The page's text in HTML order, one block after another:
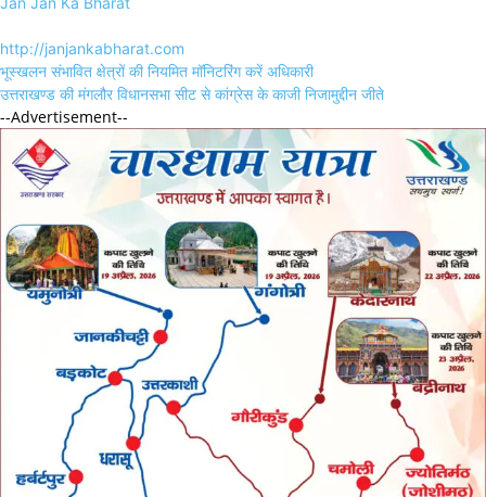
http://janjankabharat.com
Post
navigation
भूस्खलन संभावित क्षेत्रों की नियमित मॉनिटरिंग करें अधिकारी
उत्तराखण्ड की मंगलौर विधानसभा सीट से कांग्रेस के काजी निजामुद्दीन जीते
--Advertisement--